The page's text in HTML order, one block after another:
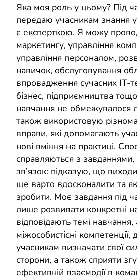
Яка моя роль у цьому? Під
передаю учасникам знання у
є експерткою. Я можу
маркетингу, управління
управління персоналом,
навичок, обслуговування
впровадження сучасних IT-
бізнес, підприємництва
навчання не обмежувалося
також використовую
вправи, які допомагають
нові вміння на практиці.
справляються з
зв’язок: підказую, що
ще варто вдосконалити та
зробити. Моє завдання під
лише розвивати конкретні
відповідають темі
міжособистісні компетенції,
учасникам визначати свої
сторони, а також сприяти
ефективній взаємодії в